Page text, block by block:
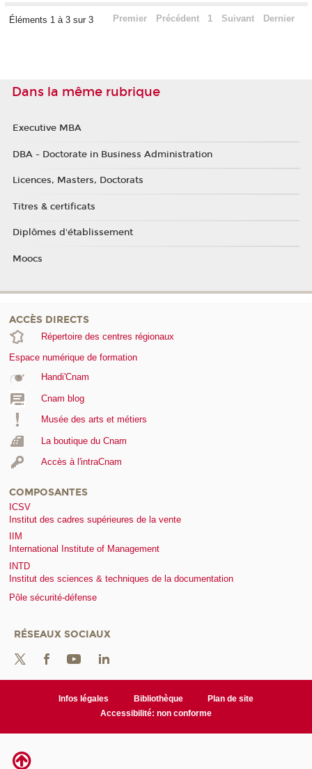
Éléments 1 à 3 sur 3 Premier Précédent 1 Suivant Dernier
Dans la même rubrique
Executive MBA
DBA - Doctorate in Business Administration
Licences, Masters, Doctorats
Titres & certificats
Diplômes d'établissement
Moocs
ACCÈS DIRECTS
Répertoire des centres régionaux
Espace numérique de formation
Handi'Cnam
Cnam blog
Musée des arts et métiers
La boutique du Cnam
Accès à l'intraCnam
COMPOSANTES
ICSV
Institut des cadres supérieures de la vente
IIM
International Institute of Management
INTD
Institut des sciences & techniques de la documentation
Pôle sécurité-défense
RÉSEAUX SOCIAUX
Infos légales Bibliothèque
Plan de site
Accessibilité: non conforme